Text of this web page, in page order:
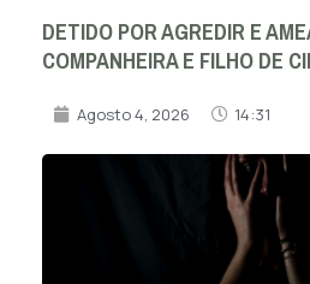
DETIDO POR AGREDIR E
COMPANHEIRA E FILHO DE
Agosto 4, 2026 14:31